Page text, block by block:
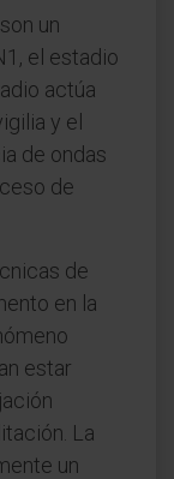
un
el estadio
actúa
y el
de ondas
de
de
en la
estar
La
un